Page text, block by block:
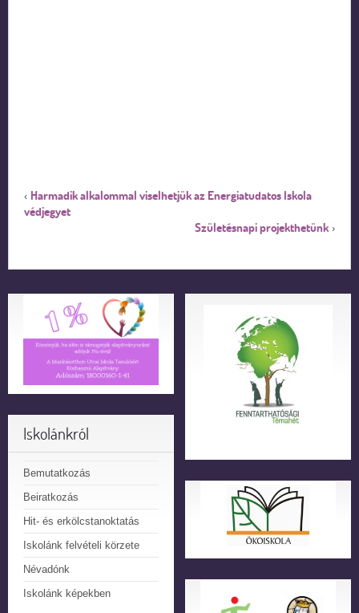
‹ Harmadik alkalommal viselhetjük az Energiatudatos Iskola
védjegyet
Születésnapi projekthetünk ›
Iskolánkról
Bemutatkozás
Beiratkozás
Hit- és erkölcstanoktatás
Iskolánk felvételi körzete
Névadónk
Iskolánk képekben